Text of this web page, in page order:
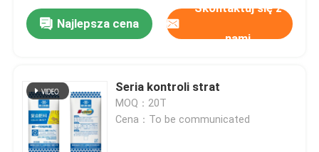
Najlepsza cena
Skontaktuj się z
nami
Seria kontroli strat
MOQ：20T
Cena：To be communicated